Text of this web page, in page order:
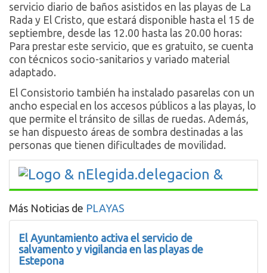
servicio diario de baños asistidos en las playas de La
Rada y El Cristo, que estará disponible hasta el 15 de
septiembre, desde las 12.00 hasta las 20.00 horas:
Para prestar este servicio, que es gratuito, se cuenta
con técnicos socio-sanitarios y variado material
adaptado.
El Consistorio también ha instalado pasarelas con un
ancho especial en los accesos públicos a las playas, lo
que permite el tránsito de sillas de ruedas. Además,
se han dispuesto áreas de sombra destinadas a las
personas que tienen dificultades de movilidad.
Más Noticias de PLAYAS
El Ayuntamiento activa el servicio de
salvamento y vigilancia en las playas de
Estepona